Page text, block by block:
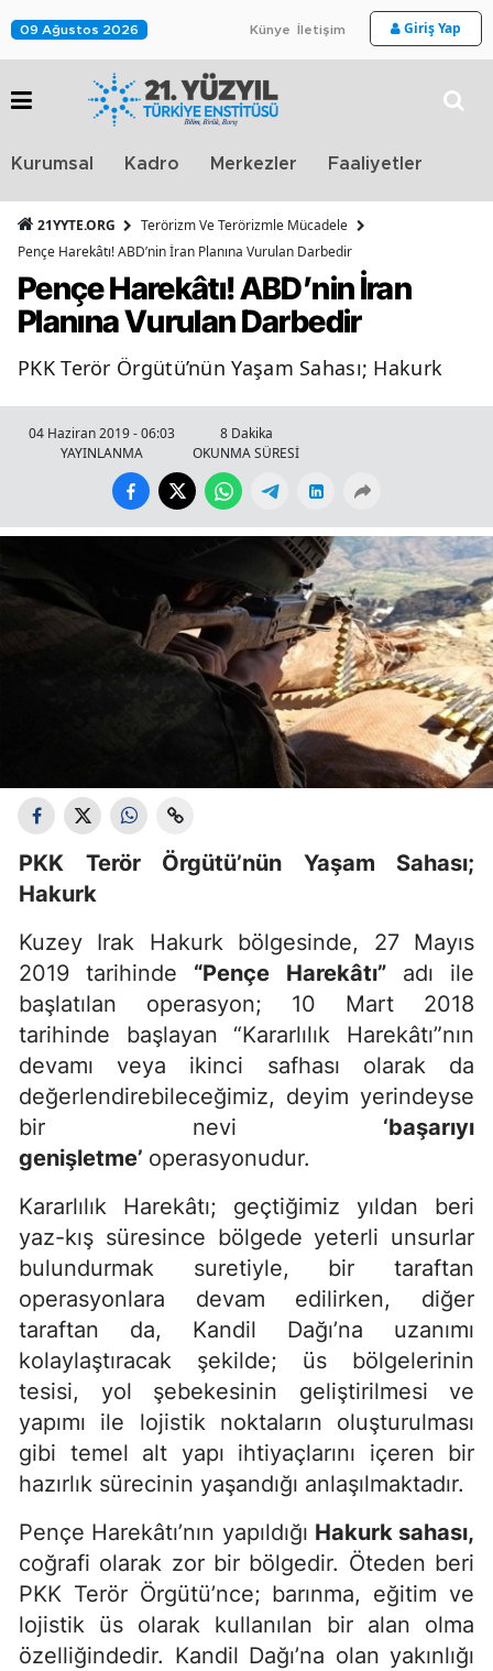
09 Ağustos 2026 Künye İletişim Giriş Yap
Kurumsal Kadro Merkezler Faaliyetler
21YYTE.ORG
Terörizm Ve Terörizmle Mücadele
Pençe Harekâtı! ABD’nin İran Planına Vurulan Darbedir
Pençe Harekâtı! ABD’nin İran
Planına Vurulan Darbedir
PKK Terör Örgütü’nün Yaşam Sahası; Hakurk
04 Haziran 2019 - 06:03
YAYINLANMA
8 Dakika
OKUNMA SÜRESİ
PKK Terör Örgütü’nün Yaşam Sahası;
Hakurk
Kuzey Irak Hakurk bölgesinde, 27 Mayıs
2019 tarihinde “Pençe Harekâtı”adı ile
başlatılan operasyon; 10 Mart 2018
tarihinde başlayan “Kararlılık Harekâtı”nın
devamı veya ikinci safhası olarak da
değerlendirebileceğimiz, deyim yerindeyse
bir nevi ‘başarıyı
genişletme’ operasyonudur.
Kararlılık Harekâtı; geçtiğimiz yıldan beri
yaz-kış süresince bölgede yeterli unsurlar
bulundurmak suretiyle, bir taraftan
operasyonlara devam edilirken, diğer
taraftan da, Kandil Dağı’na uzanımı
kolaylaştıracak şekilde; üs bölgelerinin
tesisi, yol şebekesinin geliştirilmesi ve
yapımı ile lojistik noktaların oluşturulması
gibi temel alt yapı ihtiyaçlarını içeren bir
hazırlık sürecinin yaşandığı anlaşılmaktadır.
Pençe Harekâtı’nın yapıldığı Hakurk sahası,
coğrafi olarak zor bir bölgedir. Öteden beri
PKK Terör Örgütü’nce; barınma, eğitim ve
lojistik üs olarak kullanılan bir alan olma
özelliğindedir. Kandil Dağı’na olan yakınlığı